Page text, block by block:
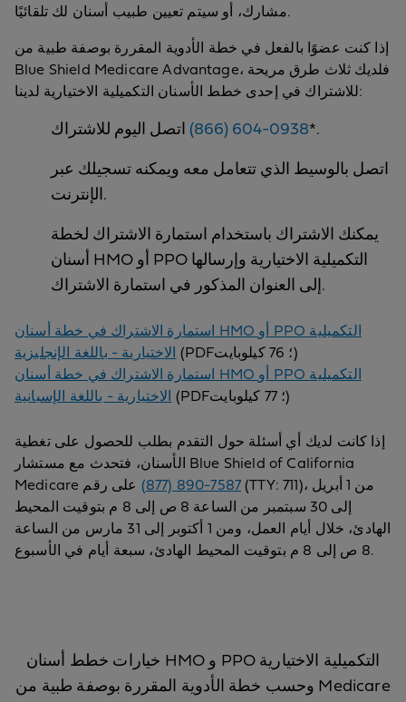
مشارك، أو سيتم تعيين طبيب أسنان لك تلقائيًا.
إذا كنت عضوًا بالفعل في خطة الأدوية المقررة بوصفة طبية من
Blue Shield Medicare Advantage، فلديك ثلاث طرق مريحة
للاشتراك في إحدى خطط الأسنان التكميلية الاختيارية لدينا:
‎(866) 604-0938*.
اتصل بالوسيط الذي تتعامل معه ويمكنه تسجيلك عبر
الإنترنت.
يمكنك الاشتراك باستخدام استمارة الاشتراك لخطة
أسنان HMO أو PPO التكميلية الاختيارية وإرسالها
إلى العنوان المذكور في استمارة الاشتراك.
استمارة الاشتراك في خطة أسنان HMO أو PPO التكميلية
الاختيارية - باللغة الإنجليزية
(PDF؛ 76 كيلوبايت)
استمارة الاشتراك في خطة أسنان HMO أو PPO التكميلية
الاختيارية - باللغة الإسبانية
(PDF؛ 77 كيلوبايت)
إذا كانت لديك أي أسئلة حول التقدم بطلب للحصول على تغطية
الأسنان، فتحدث مع مستشار Blue Shield of California
(877) 890-7587 (TTY: 711)، من 1 أبريل
إلى 30 سبتمبر من الساعة 8 ص إلى 8 م بتوقيت المحيط
الهادئ، خلال أيام العمل، ومن 1 أكتوبر إلى 31 مارس من الساعة
8 ص إلى 8 م بتوقيت المحيط الهادئ، سبعة أيام في الأسبوع.
خيارات خطط أسنان HMO و PPO التكميلية الاختيارية
وحسب خطة الأدوية المقررة بوصفة طبية من Medicare